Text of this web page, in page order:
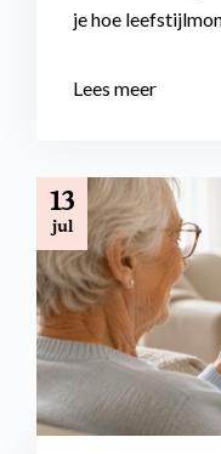
je hoe
Lees meer
13
jul